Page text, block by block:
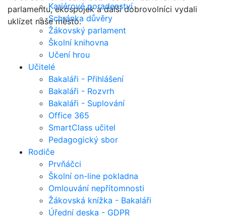
Kariérové poradenství
Schránka důvěry
Žákovský parlament
Školní knihovna
Učení hrou
Učitelé
Bakaláři - Přihlášení
Bakaláři - Rozvrh
Bakaláři - Suplování
Office 365
SmartClass učitel
Pedagogický sbor
Rodiče
Prvňáčci
Školní on-line pokladna
Omlouvání nepřítomnosti
Žákovská knížka - Bakaláři
Úřední deska - GDPR
parlamentu, ekospojek a další dobrovolníci vydali
uklízet naše město.